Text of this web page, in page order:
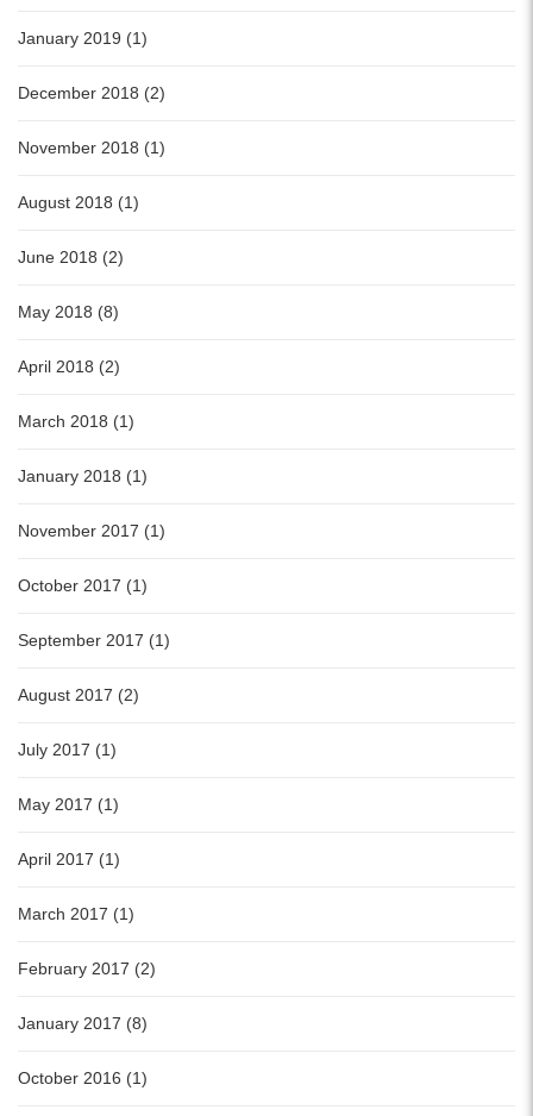
January 2019 (1)
December 2018 (2)
November 2018 (1)
August 2018 (1)
June 2018 (2)
May 2018 (8)
April 2018 (2)
March 2018 (1)
January 2018 (1)
November 2017 (1)
October 2017 (1)
September 2017 (1)
August 2017 (2)
July 2017 (1)
May 2017 (1)
April 2017 (1)
March 2017 (1)
February 2017 (2)
January 2017 (8)
October 2016 (1)